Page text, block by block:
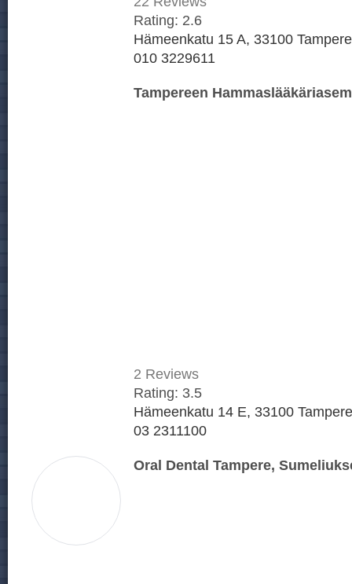
Rating: 2.6
Hämeenkatu 15 A, 33100
010 3229611
Tampereen
2 Reviews
Rating: 3.5
Hämeenkatu 14 E, 33100
03 2311100
Oral Dental Tampere,